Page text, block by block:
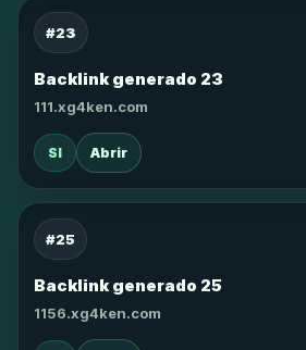
#23
Backlink generado 23
111.xg4ken.com
SI Abrir
#25
Backlink generado 25
1156.xg4ken.com